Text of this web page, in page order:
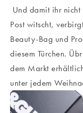
Und damit ihr nicht
Post witscht,
Beauty-Bag und
diesem Türchen.
dem Markt
unter jedem